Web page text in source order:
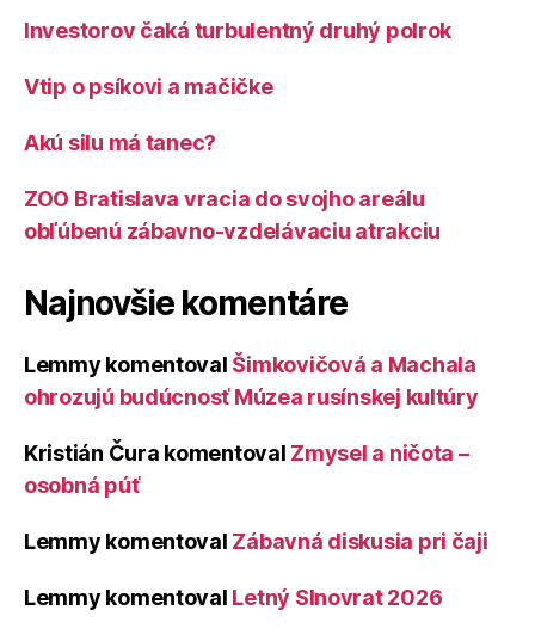
Investorov čaká turbulentný druhý polrok
Vtip o psíkovi a mačičke
Akú silu má tanec?
ZOO Bratislava vracia do svojho areálu
obľúbenú zábavno-vzdelávaciu atrakciu
Najnovšie komentáre
Lemmy komentoval Šimkovičová a Machala
ohrozujú budúcnosť Múzea rusínskej kultúry
Kristián Čura komentoval Zmysel a ničota –
osobná púť
Lemmy komentoval Zábavná diskusia pri čaji
Lemmy komentoval Letný Slnovrat 2026